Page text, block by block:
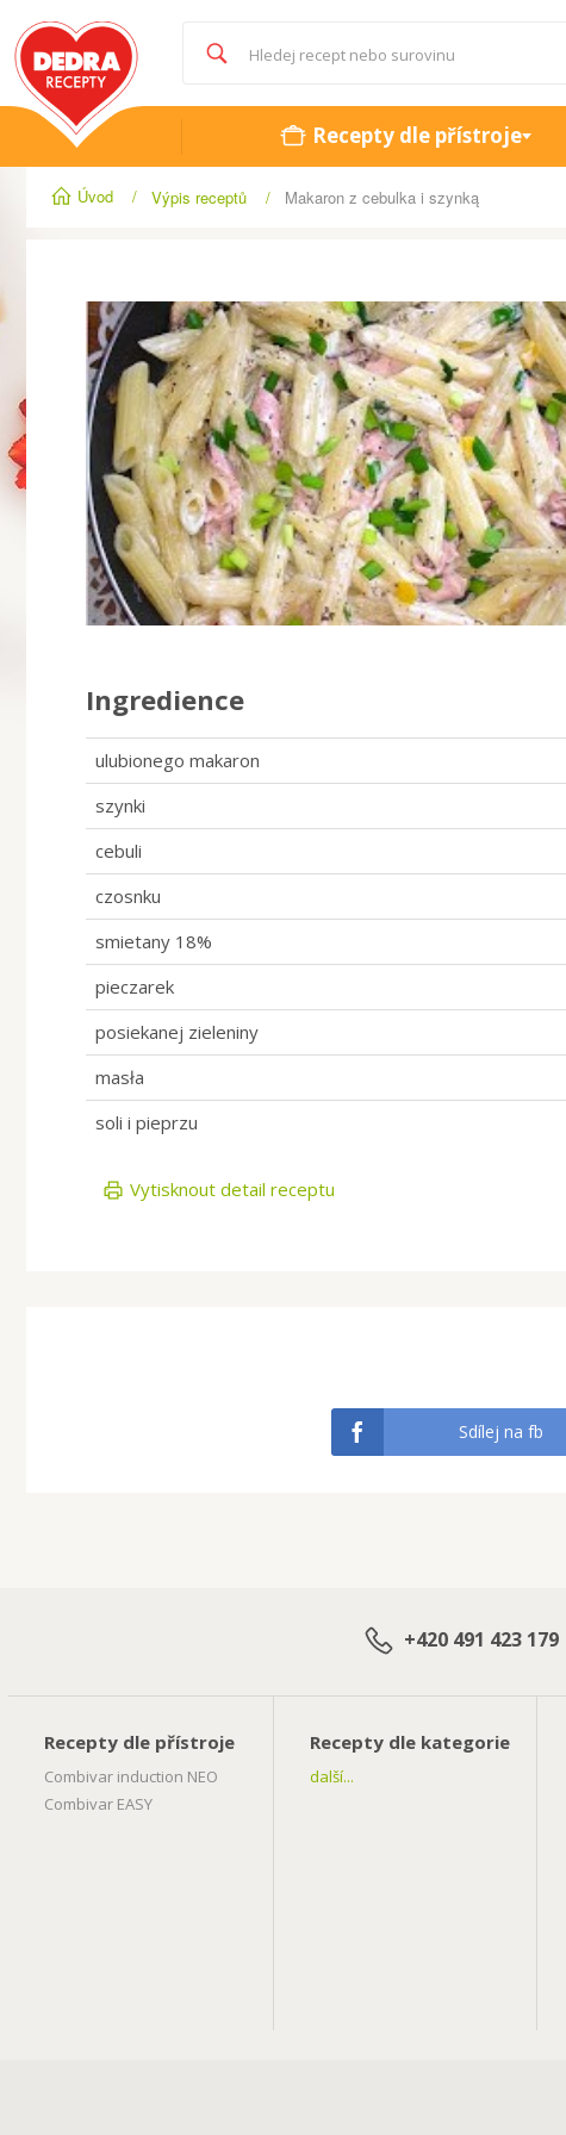
Recepty dle přístroje
Úvod / Výpis receptů / Makaron z cebulka i szynką
Ingredience
ulubionego makaron
szynki
cebuli
czosnku
smietany 18%
pieczarek
posiekanej zieleniny
masła
soli i pieprzu
Vytisknout detail receptu
Sdílej na fb
+420 491 423 179
Recepty dle přístroje
Combivar induction NEO
Combivar EASY
Recepty dle kategorie
další...